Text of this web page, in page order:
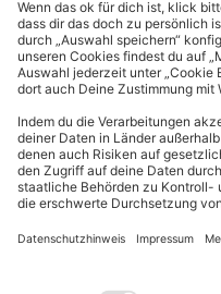
Kundeninformationen
ALDI Nord folgen